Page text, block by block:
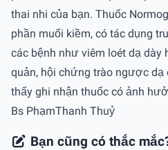
thai nhi của bạn. Thuốc
phần muối kiềm, có tác dụng
các bệnh như viêm loét dạ dày
quản, hội chứng trào ngược dạ
thấy ghi nhận thuốc có ảnh
Bs PhạmThanh Thuỷ
Bạn cũng có thắc